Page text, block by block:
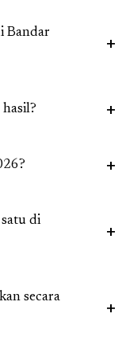
Bandar
di
secara